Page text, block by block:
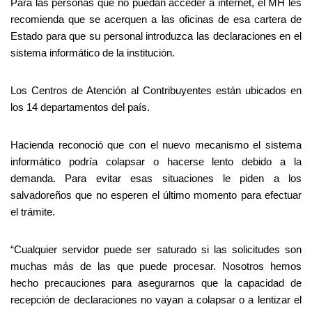
recomienda que se acerquen a las oficinas de esa cartera de
Estado para que su personal introduzca las declaraciones en el
sistema informático de la institución.
Los Centros de Atención al Contribuyentes están ubicados en
los 14 departamentos del país.
Hacienda reconoció que con el nuevo mecanismo el sistema
informático podría colapsar o hacerse lento debido a la
demanda. Para evitar esas situaciones le piden a los
salvadoreños que no esperen el último momento para efectuar
el trámite.
“Cualquier servidor puede ser saturado si las solicitudes son
muchas más de las que puede procesar. Nosotros hemos
hecho precauciones para asegurarnos que la capacidad de
recepción de declaraciones no vayan a colapsar o a lentizar el